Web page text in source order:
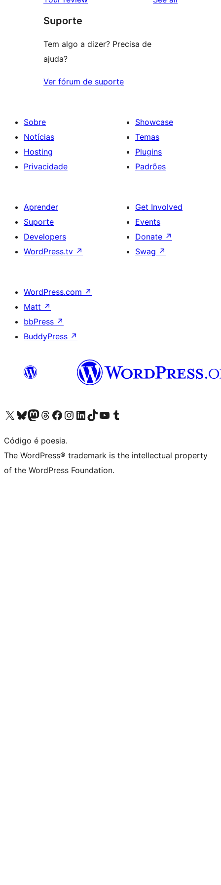
reviews
star
reviews
Suporte
Tem algo a dizer? Precisa de
ajuda?
Ver fórum de suporte
Sobre
Notícias
Hosting
Privacidade
Showcase
Temas
Plugins
Padrões
Aprender
Suporte
Developers
WordPress.tv ↗
Get Involved
Events
Donate ↗
Swag ↗
WordPress.com ↗
Matt ↗
bbPress ↗
BuddyPress ↗
Visite a nossa conta X (antigo Twitter)
Visit our Bluesky account
Visit our Mastodon account
Visit our Threads account
Visite a nossa página do Facebook
Visite a nossa conta no Instagram
Visite a nossa conta no LinkedIn
Visit our TikTok account
Visit our YouTube channel
Visit our Tumblr account
Código é poesia.
The WordPress® trademark is the intellectual property
of the WordPress Foundation.